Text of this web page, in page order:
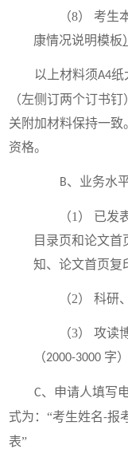
（8）考生
康情况说明模板
以上材料须A4纸
（左侧订两个订书
关附加材料保持一
资格。
B、业务水
（1）
已发
目录页和论文
知、论文首页复
（2）科研
（3）攻读
（2000-3000 字）
C、申请人填写
式为：“考生姓名-报
表”